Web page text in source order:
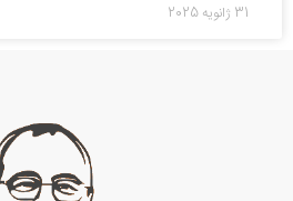
31 ژانویه 2025